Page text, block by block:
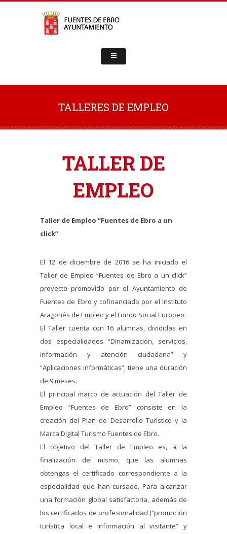
TALLERES DE EMPLEO
TALLER DE
EMPLEO
Taller de Empleo “Fuentes de Ebro a un
click”
El 12 de diciembre de 2016 se ha iniciado el
Taller de Empleo “Fuentes de Ebro a un click”
proyecto promovido por el Ayuntamiento de
Fuentes de Ebro y cofinanciado por el Instituto
Aragonés de Empleo y el Fondo Social Europeo.
El Taller cuenta con 16 alumnas, divididas en
dos especialidades “Dinamización, servicios,
información y atención ciudadana” y
“Aplicaciones informáticas”, tiene una duración
de 9 meses.
El principal marco de actuación del Taller de
Empleo “Fuentes de Ebro” consiste en la
creación del Plan de Desarrollo Turístico y la
Marca Digital Turismo Fuentes de Ebro.
El objetivo del Taller de Empleo es, a la
finalización del mismo, que las alumnas
obtengas el certificado correspondiente a la
especialidad que han cursado. Para alcanzar
una formación global satisfactoria, además de
los certificados de profesionalidad (“promoción
turística local e información al visitante” y